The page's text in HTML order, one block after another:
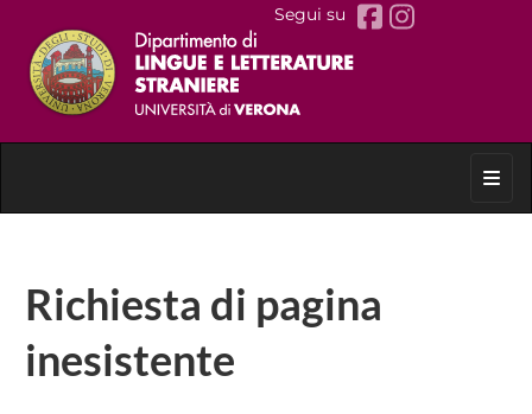
Segui su
Richiesta di pagina
inesistente